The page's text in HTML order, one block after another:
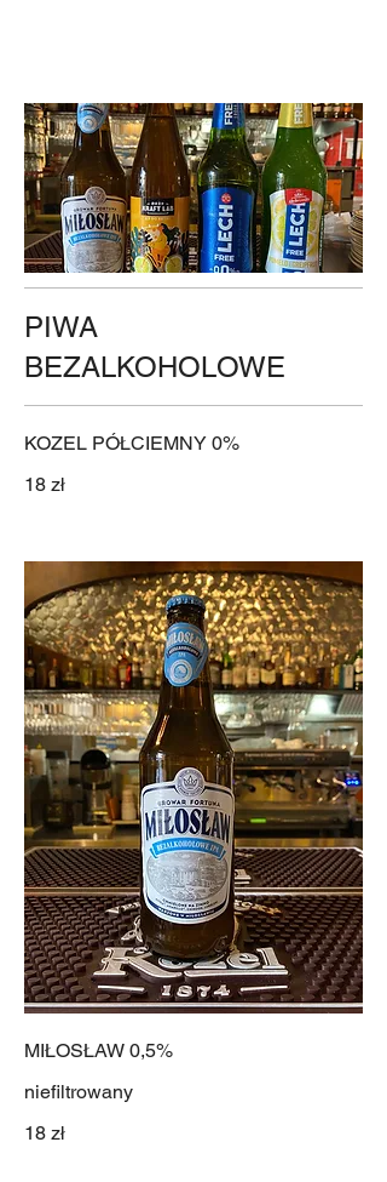
PIWA
BEZALKOHOLOWE
KOZEL PÓŁCIEMNY 0%
18 zł
MIŁOSŁAW 0,5%
niefiltrowany
18 zł